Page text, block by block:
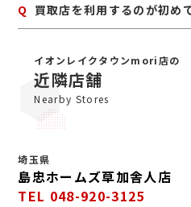
A お値段にご満足いただけな
Q 買取店を利用するのが初め
がとうございます。ジュエ
心で、丁寧な接客・明るい
さで多くのお客様にご利用
してお越しくださいませ。
イオンレイクタウンmori店の
近隣店舗
Nearby Stores
埼玉県
島忠ホームズ草加舎人店
TEL 048-920-3125